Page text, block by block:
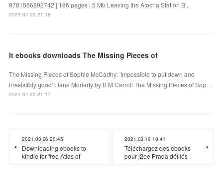
9781566892742 | 186 pages | 5 Mb Leaving the Atocha Station B...
2021.04.20 21:18
It ebooks downloads The Missing Pieces of
The Missing Pieces of Sophie McCarthy: 'Impossible to put down and
irresistibly good' Liane Moriarty by B M Carroll The Missing Pieces of Sop…
2021.04.20 21:17
2021.03.26 20:45
Downloading ebooks to
kindle for free Atlas of
2021.03.19 10:41
Téléchargez des ebooks
pour j2ee Prada défilés